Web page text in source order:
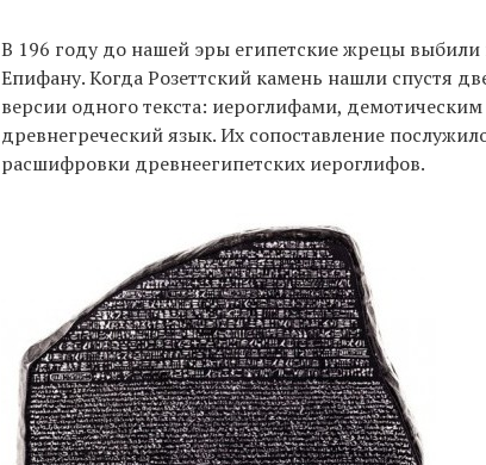
В 196 году до нашей эры египетские жрецы
Епифану. Когда Розеттский камень нашли спустя
версии одного текста: иероглифами,
древнегреческий язык. Их сопоставление
расшифровки древнеегипетских иероглифов.